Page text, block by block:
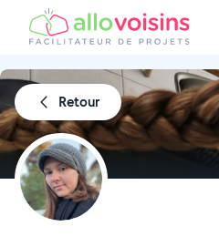
Retour